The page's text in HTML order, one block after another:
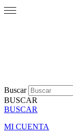
Buscar
BUSCAR
BUSCAR
MI CUENTA